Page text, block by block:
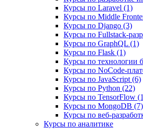
Курсы по Laravel (1)
Курсы по Middle
Курсы по Django (3)
Курсы по
Курсы по GraphQL (1)
Курсы по Flask (1)
Курсы по технологии
Курсы по
Курсы по JavaScript (6)
Курсы по Python (22)
Курсы по TensorFlow
Курсы по MongoDB (7)
Курсы по
Курсы по аналитике